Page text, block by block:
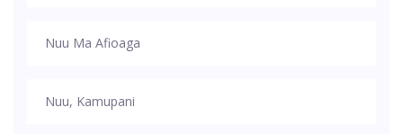
Nuu Ma Afioaga
Nuu, Kamupani